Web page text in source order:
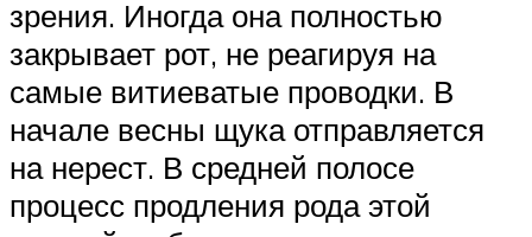
зрения. Иногда она полностью
закрывает рот, не реагируя на
самые витиеватые проводки. В
начале весны щука отправляется
на нерест. В средней полосе
процесс продления рода этой